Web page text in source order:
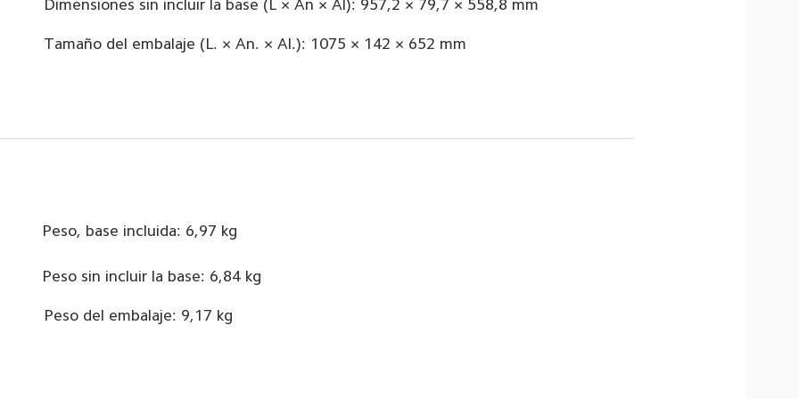
Dimensiones sin incluir la base (L × An × Al): 957,2 × 79,7 × 558,8 mm
Tamaño del embalaje (L. × An. × Al.): 1075 × 142 × 652 mm
Peso, base incluida: 6,97 kg
Peso sin incluir la base: 6,84 kg
Peso del embalaje: 9,17 kg